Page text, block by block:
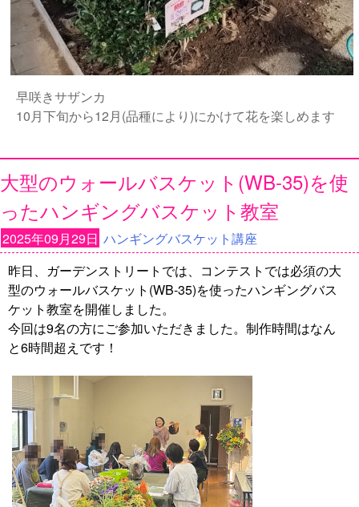
早咲きサザンカ
10月下旬から12月(品種により)にかけて花を楽しめます
大型のウォールバスケット(WB-35)を使
ったハンギングバスケット教室
2025年09月29日 ハンギングバスケット講座
昨日、ガーデンストリートでは、コンテストでは必須の大
型のウォールバスケット(WB-35)を使ったハンギングバス
ケット教室を開催しました。
今回は9名の方にご参加いただきました。制作時間はなん
と6時間超えです！